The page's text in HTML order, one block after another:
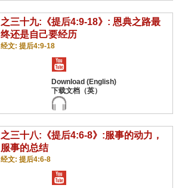
之三十九:《提后4:9-18》: 恩典之路最
终还是自己要经历
经文: 提后4:9-18
之三十八:《提后4:6-8》:服事的动力，
服事的总结
经文: 提后4:6-8